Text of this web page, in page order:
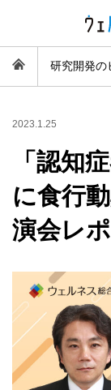
研究開発の
2023.1.25
「認知
に食行
演会レ